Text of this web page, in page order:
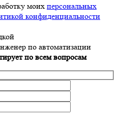
моих персональных
конфиденциальности
по автоматизации
по всем вопросам